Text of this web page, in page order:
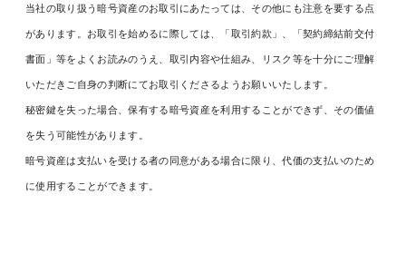
当社の取り扱う暗号資産のお取引にあたっては、その他にも注意を要する点
があります。お取引を始めるに際しては、「取引約款」、「契約締結前交付
書面」等をよくお読みのうえ、取引内容や仕組み、リスク等を十分にご理解
いただきご自身の判断にてお取引くださるようお願いいたします。
秘密鍵を失った場合、保有する暗号資産を利用することができず、その価値
を失う可能性があります。
暗号資産は支払いを受ける者の同意がある場合に限り、代価の支払いのため
に使用することができます。